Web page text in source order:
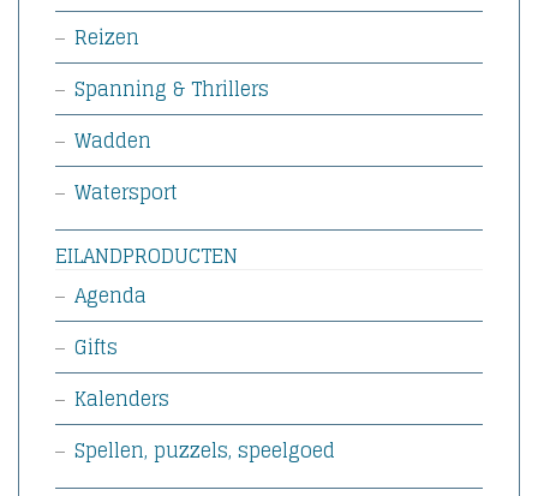
Reizen
Spanning & Thrillers
Wadden
Watersport
EILANDPRODUCTEN
Agenda
Gifts
Kalenders
Spellen, puzzels, speelgoed